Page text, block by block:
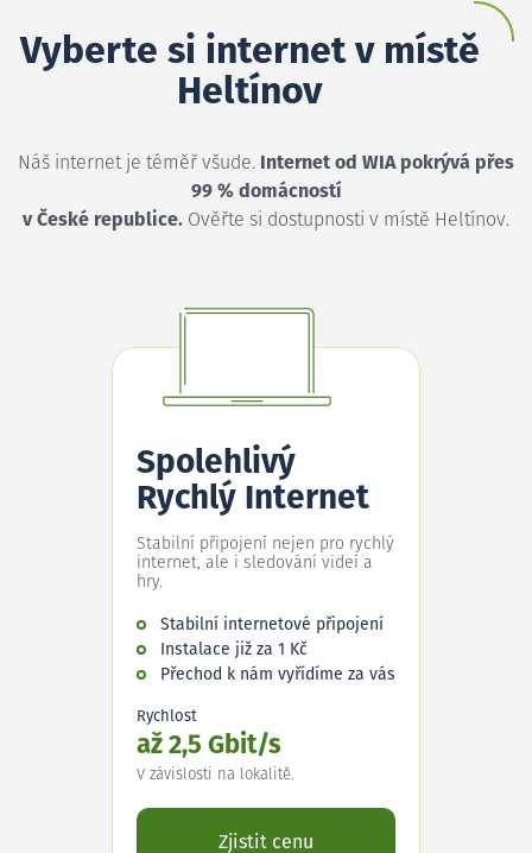
Vyberte si internet v místě
Heltínov
Náš internet je téměř všude. Internet od WIA pokrývá přes
99 % domácností
v České republice. Ověřte si dostupnosti v místě Heltínov.
Spolehlivý
Rychlý Internet
Stabilní připojení nejen pro rychlý
internet, ale i sledování videí a
hry.
Stabilní internetové připojení
Instalace již za 1 Kč
Přechod k nám vyřídíme za vás
Rychlost
až 2,5 Gbit/s
V závislosti na lokalitě.
Zjistit cenu